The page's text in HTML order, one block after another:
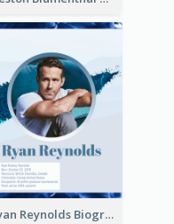
Ryan Reynolds Biography